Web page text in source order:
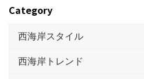
Category
西海岸スタイル
西海岸トレンド